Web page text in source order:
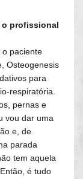
o profissional
o paciente
Osteogenesis
para
respiratória.
pernas e
vou dar uma
e, de
parada
tem aquela
é tudo